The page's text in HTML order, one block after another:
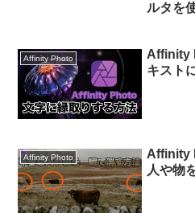
ルタを
Affinity Photo
Affinity
キスト
Affinity Photo
Affinity
人や物